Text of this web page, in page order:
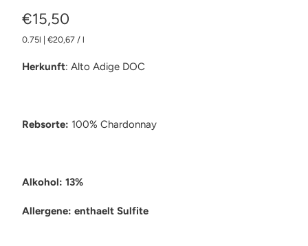
€15,50
0.75l €20,67/ l
Herkunft: Alto Adige DOC
Rebsorte: 100% Chardonnay
Alkohol: 13%
Allergene: enthaelt Sulfite